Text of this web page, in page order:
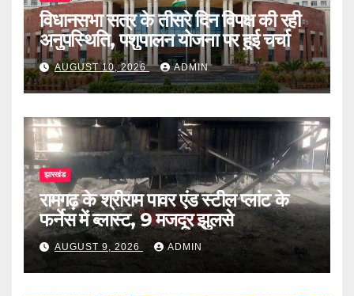
विधानसभा सत्र के तीसरे दिन विपक्ष की रही
अनुपस्थिति, पशुपालन योजना पर हुई चर्चा
AUGUST 10, 2026 ADMIN
झारखंड
रामगढ़ के श्रीराम पावर एंड स्टील प्लांट के
फर्नेस में ब्लास्ट, 9 मजदूर झुलसे
AUGUST 9, 2026 ADMIN